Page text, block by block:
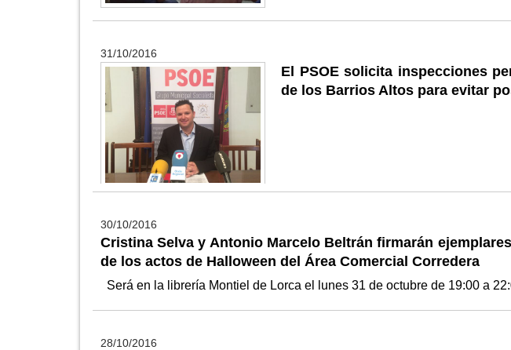
31/10/2016
El PSOE solicita inspecciones
de los Barrios Altos para evitar
30/10/2016
Cristina Selva y Antonio Marcelo Beltrán firmarán
de los actos de Halloween del Área Comercial Corredera
Será en la librería Montiel de Lorca el lunes 31 de octubre de 19:00 a
28/10/2016